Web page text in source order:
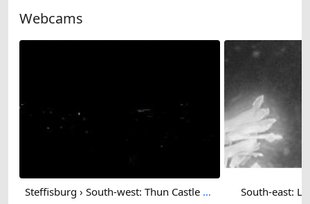
Webcams
Steffisburg › South-west: Thun Castle - Stadtkirche Thun - Stockhorn South-east: